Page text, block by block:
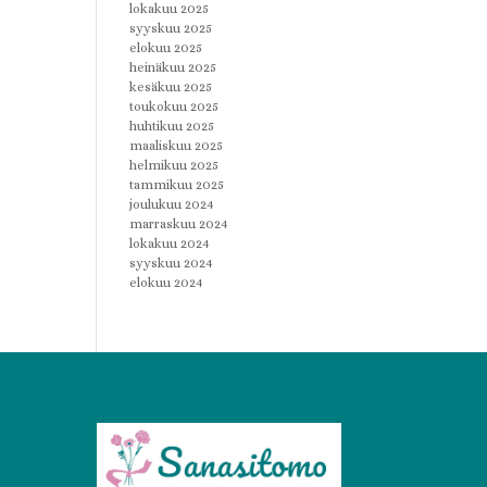
lokakuu 2025
syyskuu 2025
elokuu 2025
heinäkuu 2025
kesäkuu 2025
toukokuu 2025
huhtikuu 2025
maaliskuu 2025
helmikuu 2025
tammikuu 2025
joulukuu 2024
marraskuu 2024
lokakuu 2024
syyskuu 2024
elokuu 2024